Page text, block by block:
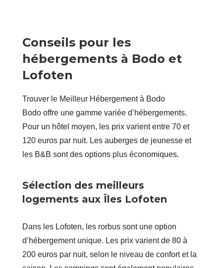
Conseils pour les
hébergements à Bodo et
Lofoten
Trouver le Meilleur Hébergement à Bodo
Bodo offre une gamme variée d’hébergements.
Pour un hôtel moyen, les prix varient entre 70 et
120 euros par nuit. Les auberges de jeunesse et
les B&B sont des options plus économiques.
Sélection des meilleurs
logements aux Îles Lofoten
Dans les Lofoten, les rorbus sont une option
d’hébergement unique. Les prix varient de 80 à
200 euros par nuit, selon le niveau de confort et la